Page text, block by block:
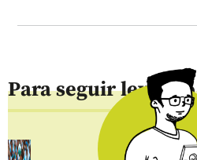
Para seguir leyendo